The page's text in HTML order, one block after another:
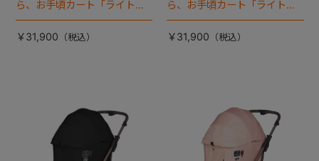
ら、お手頃カート「ライト」
が登場！
￥31,900
ら、お手頃カート「ライト」
が登場！
￥31,900